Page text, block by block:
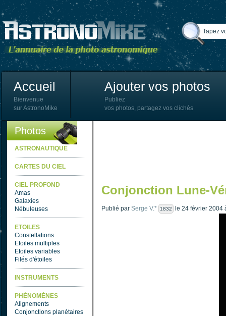
Accueil
Bienvenue
sur AstronoMike
Ajouter vos photos
Publiez
vos photos, partagez vos clichés
Photos
ASTRONAUTIQUE
CARTES DU CIEL
CIEL PROFOND
Amas
Galaxies
Nébuleuses
ETOILES
Constellations
Etoiles multiples
Etoiles variables
Filés d'étoiles
INSTRUMENTS
PHÉNOMÈNES
Alignements
Conjonctions planétaires
Conjonction Lune-
Publié par Serge V.* 1832 le 24 février 2004